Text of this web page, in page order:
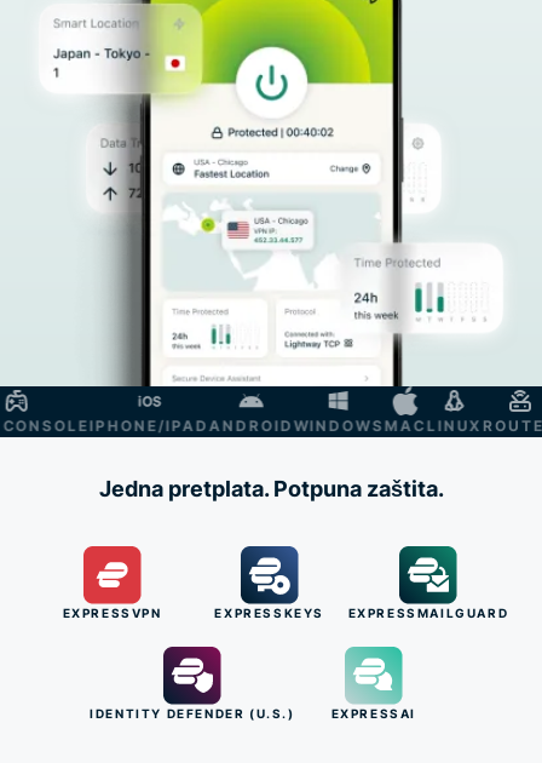
IPHONE/IPADANDROIDWINDOWSMAC LINUX ROUTER
Jedna pretplata. Potpuna zaštita.
EXPRESSVPN EXPRESSKEYS EXPRESSMAILGUARD
IDENTITY DEFENDER (U.S.) EXPRESSAI